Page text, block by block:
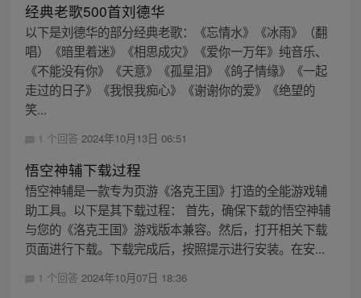
经典老歌500首刘德华
以下是刘德华的部分经典老歌：《忘情水》《冰雨》（翻
唱）《暗里着迷》《相思成灾》《爱你一万年》纯音乐、
《不能没有你》《天意》《孤星泪》《鸽子情缘》《一起
走过的日子》《我恨我痴心》《谢谢你的爱》《绝望的
笑...
1 个回答 2024年10月13日 06:51
悟空神辅下载过程
悟空神辅是一款专为页游《洛克王国》打造的全能游戏辅
助工具。以下是其下载过程： 首先，确保下载的悟空神辅
与您的《洛克王国》游戏版本兼容。然后，打开相关下载
页面进行下载。下载完成后，按照提示进行安装。在安...
1 个回答 2024年10月07日 18:36